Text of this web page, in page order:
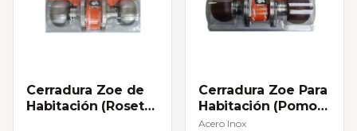
Cerradura Zoe de
Habitación (Roseta
Cerradura Zoe Para
Habitación (Pomo
Madera)
Acero Inox